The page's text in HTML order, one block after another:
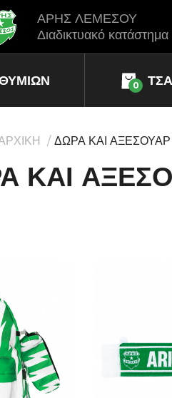
ΑΡΗΣ ΛΕΜΕΣΟΥ
Διαδικτυακό κατάστημα
0
ΔΩΡΑ ΚΑΙ ΑΞΕΣΟΥΑΡ
ΚΑΙ